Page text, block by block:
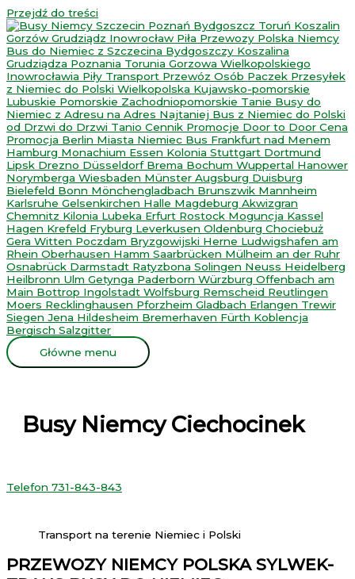
Przejdź do treści
Główne menu
Busy Niemcy Ciechocinek
Telefon 731-843-843
Transport na terenie Niemiec i Polski
PRZEWOZY NIEMCY POLSKA SYLWEK-